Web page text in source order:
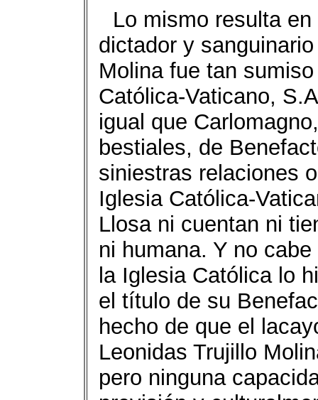
Lo mismo resulta
dictador y
Molina fue tan
Católica-Vaticano,
igual que
bestiales, de
siniestras relaciones
Iglesia Católica-
Llosa ni cuentan ni
ni humana. Y no
la Iglesia Católica lo
el título de su
hecho de que el
Leonidas Trujillo
pero ninguna